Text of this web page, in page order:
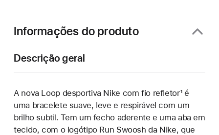
Informações do produto
Descrição geral
A nova Loop desportiva Nike com fio refletor¹ é
uma bracelete suave, leve e respirável com um
brilho subtil. Tem um fecho aderente e uma aba em
tecido, com o logótipo Run Swoosh da Nike, que